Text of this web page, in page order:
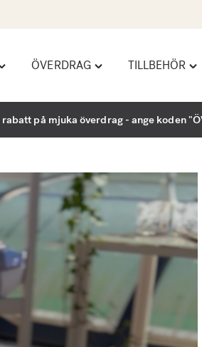
ÖVERDRAGToggle
menu
TILLBEHÖR
på mjuka överdrag - ange koden